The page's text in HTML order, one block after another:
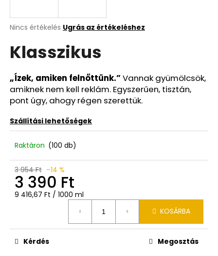
A
átlagos
értékelése
ből
0,0
csillag.
Nincs értékelés Ugrás az értékeléshez
Klasszikus
„Ízek, amiken felnőttünk.”Vannak gyümölcsök,
amiknek nem kell reklám. Egyszerűen, tisztán,
pont úgy, ahogy régen szerettük.
Szállítási lehetőségek
Raktáron (100 db)
3 954 Ft –14 %
3 390 Ft
Egységár:
9 416,67 Ft / 1000 ml
KOSÁRBA
Kérdés Megosztás